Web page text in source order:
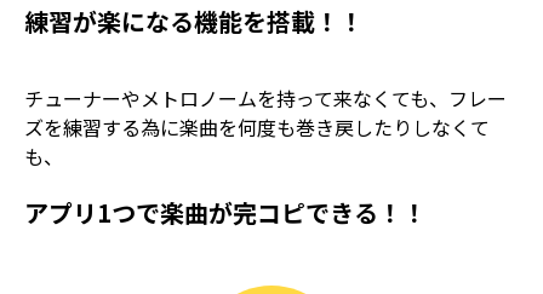
練習が楽になる機能を搭載！！
チューナーやメトロノームを持って来なくても、フレー
ズを練習する為に楽曲を何度も巻き戻したりしなくて
も、
アプリ1つで楽曲が完コピできる！！